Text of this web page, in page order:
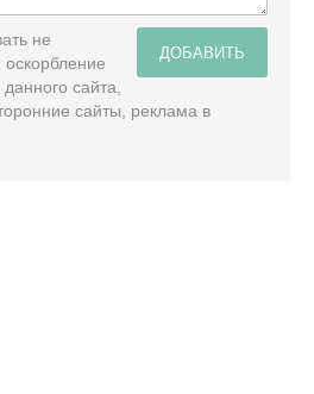
ДОБАВИТЬ
не
оскорбление
сайта,
сайты, реклама в